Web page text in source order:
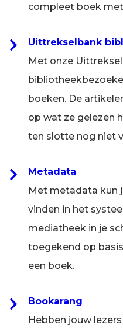
compleet boek
Uittrekselbank
Met onze
boeken. De
op wat ze gelezen
ten slotte nog niet
Metadata
Met metadata kun
vinden in het
mediatheek in je
toegekend op
een boek.
Bookarang
Hebben jouw